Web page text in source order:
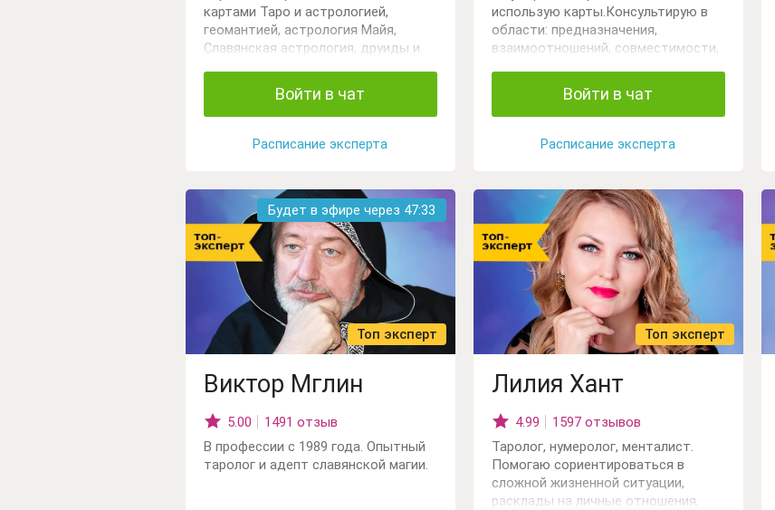
картами Таро и астрологией,
геомантией, астрология Майя,
Славянская астрология, друиды и
Войти в чат
Расписание эксперта
использую карты.Консультирую в
области: предназначения,
взаимоотношений, совместимости,
подбора кадров, талантов детей.
Войти в чат
Расписание эксперта
Будет в эфире через 47:32
Топ эксперт
Виктор Мглин
5.00
1491 отзыв
В профессии с 1989 года. Опытный
таролог и адепт славянской магии.
Топ эксперт
Лилия Хант
4.99
1597 отзывов
Таролог, нумеролог, менталист.
Помогаю сориентироваться в
сложной жизненной ситуации,
расклады на личные отношения,